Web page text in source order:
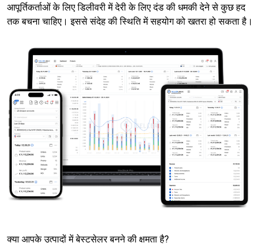
आपूर्तिकर्ताओं के लिए डिलीवरी में देरी के लिए दंड की धमकी देने से कुछ हद
तक बचना चाहिए। इससे संदेह की स्थिति में सहयोग को खतरा हो सकता है।
क्या आपके उत्पादों में बेस्टसेलर बनने की क्षमता है?